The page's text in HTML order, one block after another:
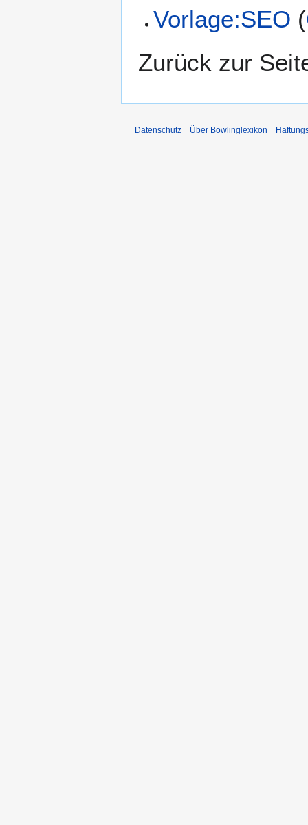
Vorlage:SEO (
Zurück zur
Datenschutz Über Bowlinglexikon